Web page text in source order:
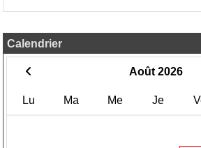
Calendrier
Août 2026
Lu Ma Me Je